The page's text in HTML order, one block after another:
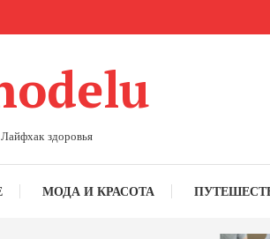
Лайфхак здоровья
МОДА И КРАСОТА